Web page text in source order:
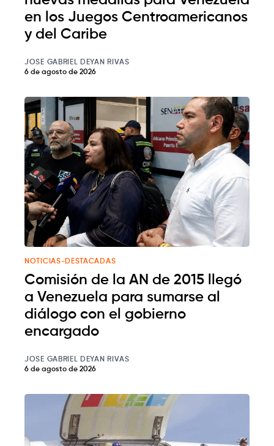
en los Juegos Centroamericanos
y del Caribe
JOSE GABRIEL DEYAN RIVAS
6 de agosto de 2026
NOTICIAS-DESTACADAS
Comisión de la AN de 2015 llegó
a Venezuela para sumarse al
diálogo con el gobierno
encargado
JOSE GABRIEL DEYAN RIVAS
6 de agosto de 2026